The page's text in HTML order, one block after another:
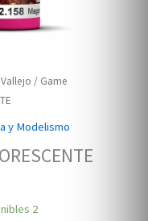
/ Game
y Modelismo
2